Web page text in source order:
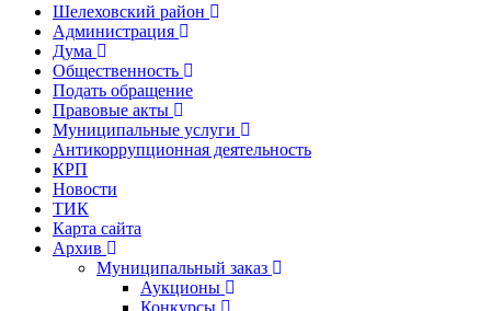
Шелеховский район
Администрация
Дума
Общественность
Подать обращение
Правовые акты
Муниципальные услуги
Антикоррупционная деятельность
КРП
Новости
ТИК
Карта сайта
Архив
Муниципальный заказ
Аукционы
Конкурсы